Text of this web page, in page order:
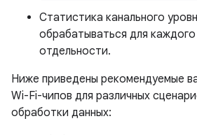
Статистика канального
обрабатываться для
отдельности.
Ниже приведены рекомендуемые
Wi-Fi-чипов для различных
обработки данных: